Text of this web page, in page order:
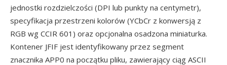
jednostki rozdzielczości (DPI lub punkty na centymetr),
specyfikacja przestrzeni kolorów (YCbCr z konwersją z
RGB wg CCIR 601) oraz opcjonalna osadzona miniaturka.
Kontener JFIF jest identyfikowany przez segment
znacznika APP0 na początku pliku, zawierający ciąg ASCII